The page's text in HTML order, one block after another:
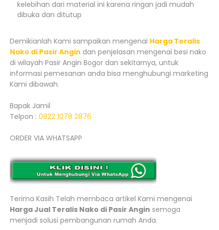
kelebihan dari material ini karena ringan jadi mudah
dibuka dan ditutup
Demikianlah Kami sampaikan mengenai Harga Teralis
Nako di Pasir Angin dan penjelasan mengenai besi nako
di wilayah Pasir Angin Bogor dan sekitarnya, untuk
informasi pemesanan anda bisa menghubungi marketing
Kami dibawah.
Bapak Jamil
Telpon : 0822 1078 2876
ORDER VIA WHATSAPP
Terima Kasih Telah membaca artikel Kami mengenai
Harga Jual Teralis Nako di Pasir Angin semoga
menjadi solusi pembangunan rumah Anda.